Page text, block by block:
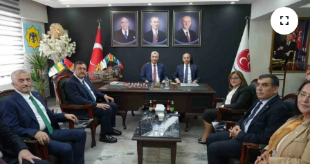
Dış Haberler
Dünya
EĞİTİM
EKONOMİ